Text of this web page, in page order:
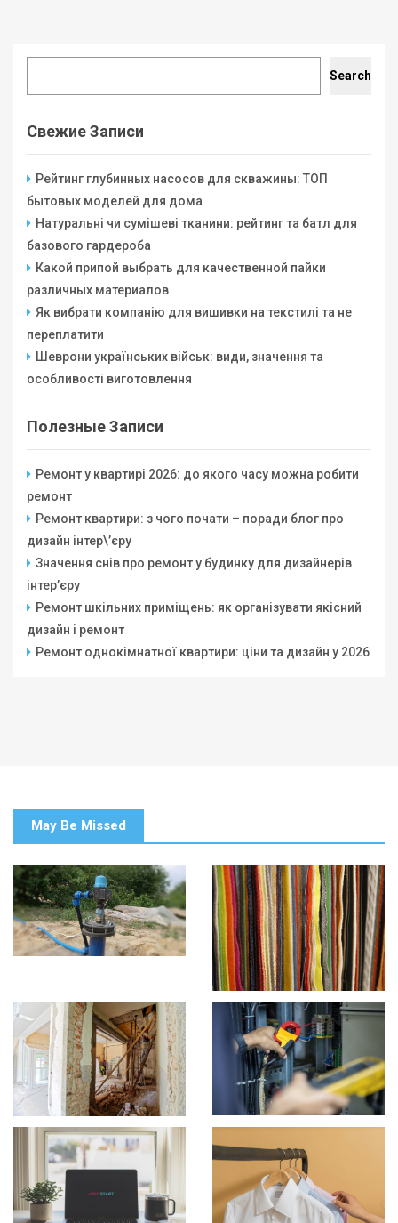
Search
Свежие Записи
Рейтинг глубинных насосов для скважины: ТОП
бытовых моделей для дома
Натуральні чи сумішеві тканини: рейтинг та батл для
базового гардероба
Какой припой выбрать для качественной пайки
различных материалов
Як вибрати компанію для вишивки на текстилі та не
переплатити
Шеврони українських військ: види, значення та
особливості виготовлення
Полезные Записи
Ремонт у квартирі 2026: до якого часу можна робити
ремонт
Ремонт квартири: з чого почати – поради блог про
дизайн інтер\’єру
Значення снів про ремонт у будинку для дизайнерів
інтер’єру
Ремонт шкільних приміщень: як організувати якісний
дизайн і ремонт
Ремонт однокімнатної квартири: ціни та дизайн у 2026
May Be Missed